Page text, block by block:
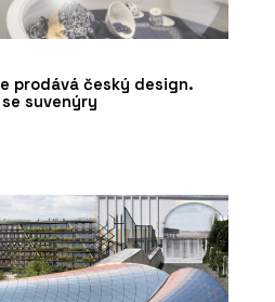
prodává český design.
suvenýry